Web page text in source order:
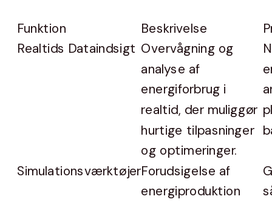
Funktion Beskrivelse
Realtids Dataindsigt Overvågning og
analyse af
energiforbrug i
realtid, der muliggør
hurtige tilpasninger
og optimeringer.
SimulationsværktøjerForudsigelse af
energiproduktion